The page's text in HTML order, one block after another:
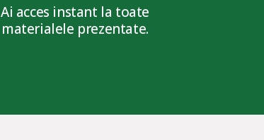
Ai acces instant la toate
materialele prezentate.